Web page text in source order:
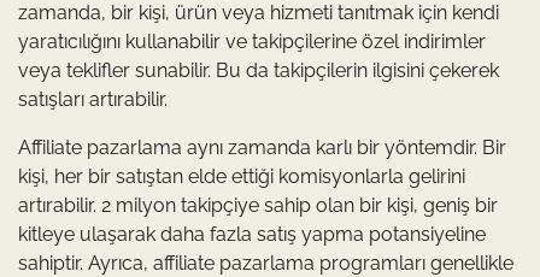
zamanda, bir kişi, ürün veya hizmeti tanıtmak için kendi
yaratıcılığını kullanabilir ve takipçilerine özel indirimler
veya teklifler sunabilir. Bu da takipçilerin ilgisini çekerek
satışları artırabilir.
Affiliate pazarlama aynı zamanda karlı bir yöntemdir. Bir
kişi, her bir satıştan elde ettiği komisyonlarla gelirini
artırabilir. 2 milyon takipçiye sahip olan bir kişi, geniş bir
kitleye ulaşarak daha fazla satış yapma potansiyeline
sahiptir. Ayrıca, affiliate pazarlama programları genellikle